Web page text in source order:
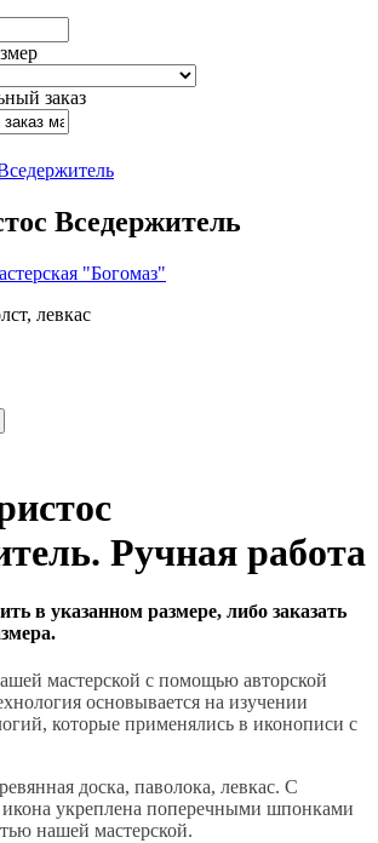
заказ
Вседержитель
"Богомаз"
левкас
Ручная работа
в указанном размере, либо заказать
мастерской с помощью авторской
основывается на изучении
которые применялись в иконописи с
доска, паволока, левкас. С
укреплена поперечными шпонками
нашей мастерской.